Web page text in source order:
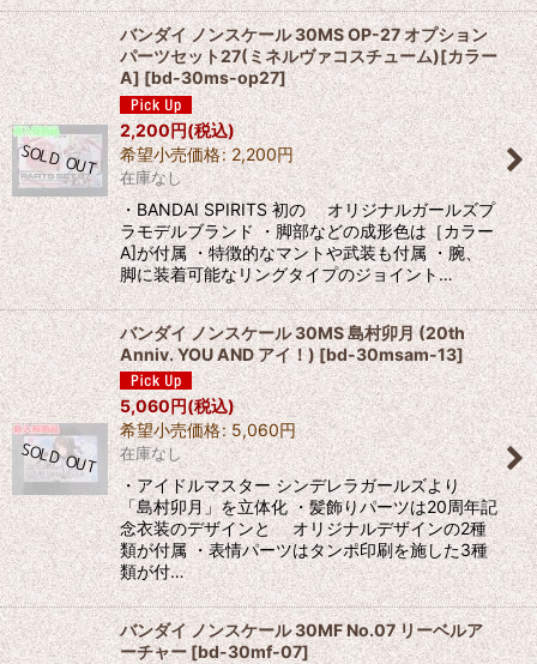
バンダイ ノンスケール 30MS OP-27 オプション
パーツセット27(ミネルヴァコスチューム)[カラー
A][bd-30ms-op27]
2,200円(税込)
希望小売価格: 2,200円
在庫なし
・BANDAI SPIRITS 初の オリジナルガールズプ
ラモデルブランド ・脚部などの成形色は［カラー
A]が付属 ・特徴的なマントや武装も付属 ・腕、
脚に装着可能なリングタイプのジョイント…
バンダイ ノンスケール 30MS 島村卯月 (20th
Anniv. YOU AND アイ！)[bd-30msam-13]
5,060円(税込)
希望小売価格: 5,060円
在庫なし
・アイドルマスター シンデレラガールズより
「島村卯月」を立体化 ・髪飾りパーツは20周年記
念衣装のデザインと オリジナルデザインの2種
類が付属 ・表情パーツはタンポ印刷を施した3種
類が付…
バンダイ ノンスケール 30MF No.07 リーベルア
ーチャー[bd-30mf-07]